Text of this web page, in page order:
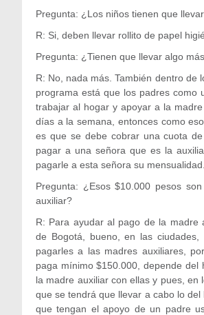
Pregunta: ¿Los niños tienen que
R: Si, deben llevar rollito de papel
Pregunta: ¿Tienen que llevar algo
R: No, nada más. También dentro de
programa está que los padres como
trabajar al hogar y apoyar a la
días a la semana, entonces como
es que se debe cobrar una cuota
pagar a una señora que es la
pagarle a esta señora su mensualidad.
Pregunta: ¿Esos $10.000 pesos
auxiliar?
R: Para ayudar al pago de la madre
de Bogotá, bueno, en las
pagarles a las madres auxiliares,
paga mínimo $150.000, depende del
la madre auxiliar con ellas y pues, en
que se tendrá que llevar a cabo lo del
que tengan el apoyo de un padre